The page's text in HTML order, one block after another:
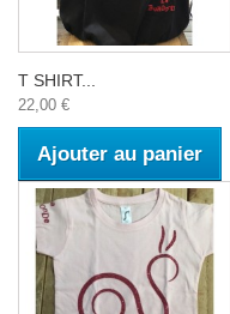
T SHIRT...
22,00 €
Ajouter au panier